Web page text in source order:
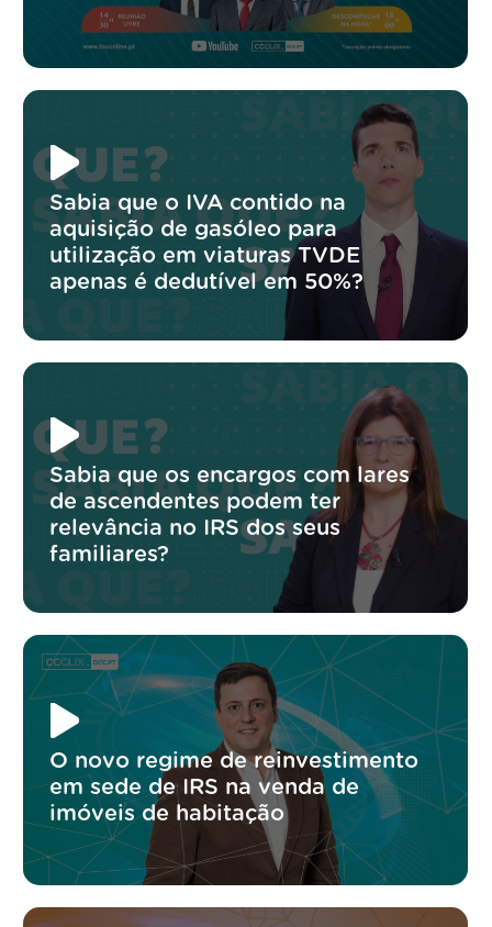
Sabia que o IVA contido na
aquisição de gasóleo para
utilização em viaturas TVDE
apenas é dedutível em 50%?
Sabia que os encargos com lares
de ascendentes podem ter
relevância no IRS dos seus
familiares?
O novo regime de reinvestimento
em sede de IRS na venda de
imóveis de habitação